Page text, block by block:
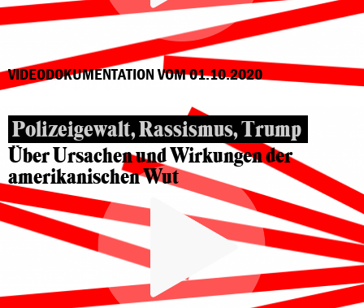
VIDEODOKUMENTATION VOM 01.10.2020
Polizeigewalt, Rassismus, Trump
Über Ursachen und Wirkungen der
amerikanischen Wut